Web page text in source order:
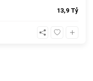
vị trí trung tâm, tiện
13,9 Tỷ